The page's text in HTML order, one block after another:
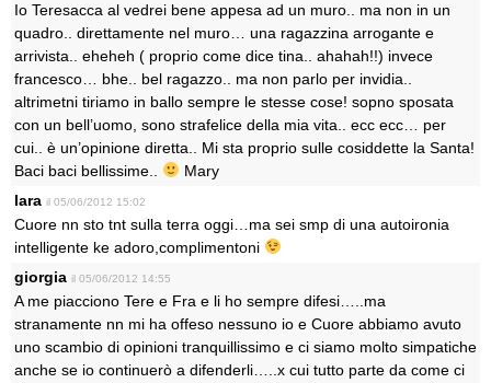
Io Teresacca al vedrei bene appesa ad un muro.. ma non in un
quadro.. direttamente nel muro… una ragazzina arrogante e
arrivista.. eheheh ( proprio come dice tina.. ahahah!!) invece
francesco… bhe.. bel ragazzo.. ma non parlo per invidia..
altrimetni tiriamo in ballo sempre le stesse cose! sopno sposata
con un bell’uomo, sono strafelice della mia vita.. ecc ecc… per
cui.. è un’opinione diretta.. Mi sta proprio sulle cosiddette la Santa!
Baci baci bellissime..
Mary
lara il 05/06/2012 15:02
Cuore nn sto tnt sulla terra oggi…ma sei smp di una autoironia
intelligente ke adoro,complimentoni
giorgia il 05/06/2012 14:55
A me piacciono Tere e Fra e li ho sempre difesi…..ma
stranamente nn mi ha offeso nessuno io e Cuore abbiamo avuto
uno scambio di opinioni tranquillissimo e ci siamo molto simpatiche
anche se io continuerò a difenderli…..x cui tutto parte da come ci